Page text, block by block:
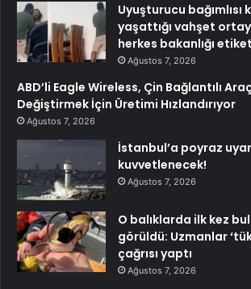
Uyuşturucu bağımlısı
yaşattığı vahşet
herkes bakanlığı
Ağustos 7, 2026
ABD’li Eagle Wireless, Çin Bağlantılı
Değiştirmek İçin Üretimi Hızlandırıyor
Ağustos 7, 2026
İstanbul’a poyraz
kuvvetlenecek!
Ağustos 7, 2026
O balıklarda ilk kez
görüldü: Uzmanlar
çağrısı yaptı
Ağustos 7, 2026